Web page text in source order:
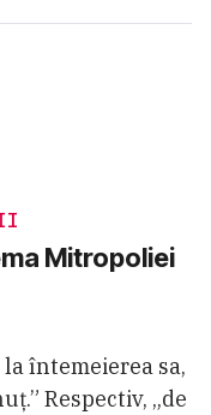
Mitropoliei
întemeierea sa,
Respectiv, „de